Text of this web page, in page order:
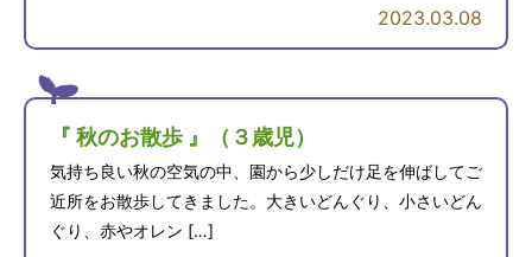
2023.03.08
『 秋のお散歩 』（３歳児）
気持ち良い秋の空気の中、園から少しだけ足を伸ばしてご
近所をお散歩してきました。大きいどんぐり、小さいどん
ぐり、赤やオレン […]